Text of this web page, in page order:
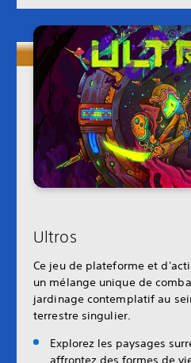
Ultros
Ce jeu de plateforme et
un mélange unique de
jardinage contemplatif au
terrestre singulier.
Explorez les paysages
affrontez des formes de